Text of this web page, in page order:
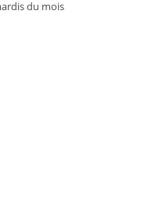
du mois